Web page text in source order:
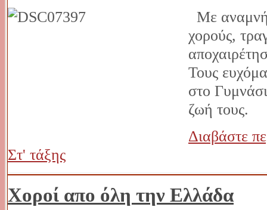
Με
χορούς,
Τους
στο
ζωή τους.
Διαβάστε
Στ' τάξης
Χοροί απο όλη την Ελλάδα